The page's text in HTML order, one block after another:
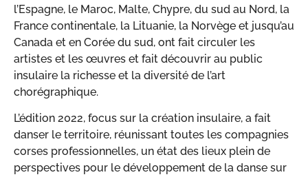
l’Espagne, le Maroc, Malte, Chypre, du sud au Nord, la
France continentale, la Lituanie, la Norvège et jusqu’au
Canada et en Corée du sud, ont fait circuler les
artistes et les œuvres et fait découvrir au public
insulaire la richesse et la diversité de l’art
chorégraphique.
L’édition 2022, focus sur la création insulaire, a fait
danser le territoire, réunissant toutes les compagnies
corses professionnelles, un état des lieux plein de
perspectives pour le développement de la danse sur